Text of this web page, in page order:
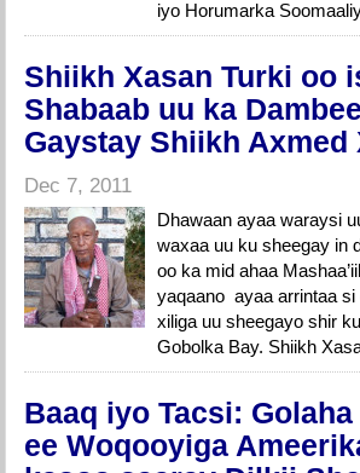
iyo Horumarka
Shiikh Xasan Turki oo
Shabaab uu ka
Gaystay Shiikh Axmed
Dec 7, 2011
Dhawaan ayaa waraysi
waxaa uu ku sheegay in
oo ka mid ahaa
yaqaano ayaa arrintaa si
xiliga uu sheegayo shir
Gobolka Bay. Shiikh
Baaq iyo Tacsi:
ee Woqooyiga